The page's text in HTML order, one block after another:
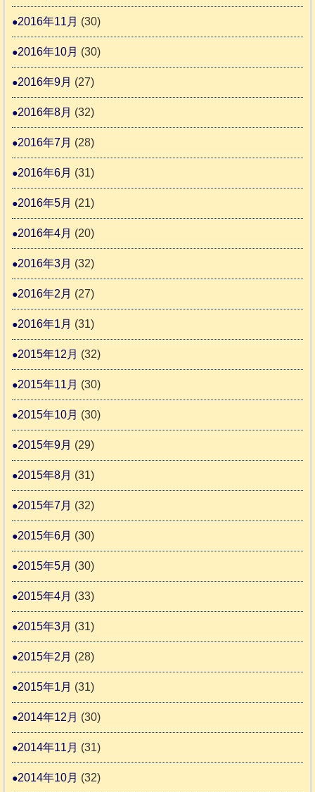
2016年11月 (30)
2016年10月 (30)
2016年9月 (27)
2016年8月 (32)
2016年7月 (28)
2016年6月 (31)
2016年5月 (21)
2016年4月 (20)
2016年3月 (32)
2016年2月 (27)
2016年1月 (31)
2015年12月 (32)
2015年11月 (30)
2015年10月 (30)
2015年9月 (29)
2015年8月 (31)
2015年7月 (32)
2015年6月 (30)
2015年5月 (30)
2015年4月 (33)
2015年3月 (31)
2015年2月 (28)
2015年1月 (31)
2014年12月 (30)
2014年11月 (31)
2014年10月 (32)